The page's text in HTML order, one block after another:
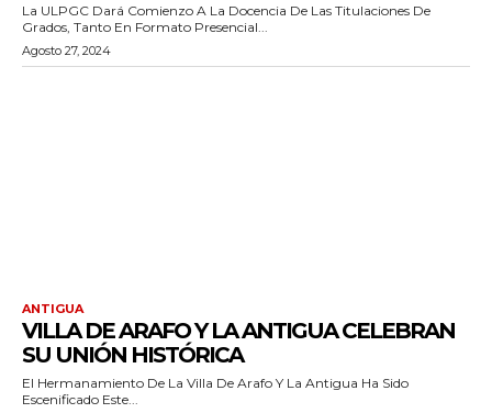
La ULPGC Dará Comienzo A La Docencia De Las Titulaciones De
Grados, Tanto En Formato Presencial...
Agosto 27, 2024
ANTIGUA
VILLA DE ARAFO Y LA ANTIGUA CELEBRAN
SU UNIÓN HISTÓRICA
El Hermanamiento De La Villa De Arafo Y La Antigua Ha Sido
Escenificado Este...